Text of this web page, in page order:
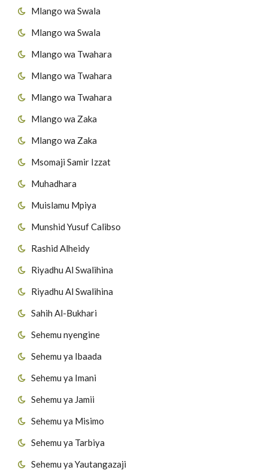
Mlango wa Swala
Mlango wa Swala
Mlango wa Twahara
Mlango wa Twahara
Mlango wa Twahara
Mlango wa Zaka
Mlango wa Zaka
Msomaji Samir Izzat
Muhadhara
Muislamu Mpiya
Munshid Yusuf Calibso
Rashid Alheidy
Riyadhu Al Swalihina
Riyadhu Al Swalihina
Sahih Al-Bukhari
Sehemu nyengine
Sehemu ya Ibaada
Sehemu ya Imani
Sehemu ya Jamii
Sehemu ya Misimo
Sehemu ya Tarbiya
Sehemu ya Yautangazaji